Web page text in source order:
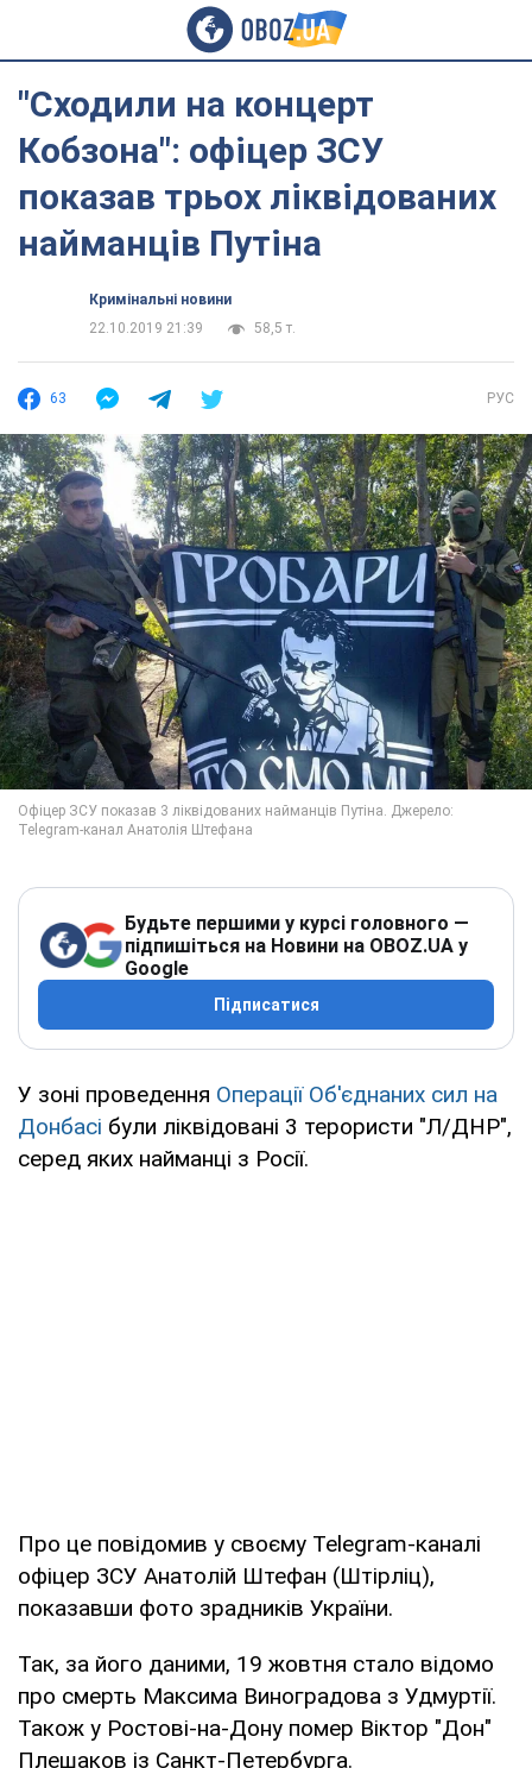
"Сходили на концерт
Кобзона": офіцер ЗСУ
показав трьох ліквідованих
найманців Путіна
Кримінальні новини
22.10.2019 21:39
58,5 т.
63 РУС
Будьте першими у курсі головного —
підпишіться на Новини на OBOZ.UA у
Google
Підписатися
У зоні проведення Операції Об'єднаних сил на
Донбасі були ліквідовані 3 терористи "Л/ДНР",
серед яких найманці з Росії.
Про це повідомив у своєму Telegram-каналі
офіцер ЗСУ Анатолій Штефан (Штірліц),
показавши фото зрадників України.
Так, за його даними, 19 жовтня стало відомо
про смерть Максима Виноградова з Удмуртії.
Також у Ростові-на-Дону помер Віктор "Дон"
Плешаков із Санкт-Петербурга.